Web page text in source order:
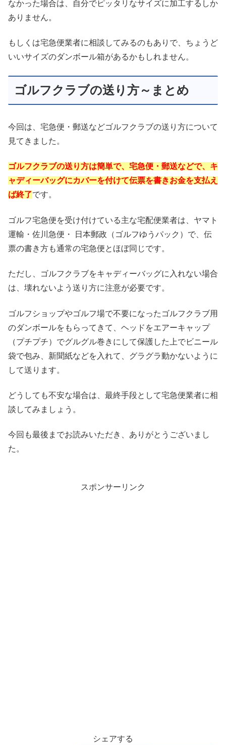
なかった場合は、自分でピッタリなサイズに加工するしか
ありません。
もしくは宅急便業者に相談してみるのもありで、ちょうど
いいサイズのダンボール箱があるかもしれません。
ゴルフクラブの送り方～まとめ
今回は、宅急便・郵送などゴルフクラブの送り方について
見てきました。
ゴルフクラブの送り方は簡単で、宅急便・郵送などで、キ
ャディーバッグにカバーを付けて伝票を書きお金を支払え
ば終了です。
ゴルフ宅急便を受け付けている主な宅配便業者は、ヤマト
運輸・佐川急便・ 日本郵政（ゴルフゆうパック）で、伝
票の書き方も通常の宅急便とほぼ同じです。
ただし、ゴルフクラブをキャディーバッグに入れない場合
は、壊れないよう送り方に注意が必要です。
ゴルフショップやゴルフ場で不要になったゴルフクラブ用
のダンボールをもらってきて、ヘッドをエアーキャップ
（プチプチ）でグルグル巻きにして保護した上でビニール
袋で包み、新聞紙などを入れて、グラグラ動かないように
して送ります。
どうしても不安な場合は、最終手段として宅急便業者に相
談してみましょう。
今回も最後までお読みいただき、ありがとうございまし
た。
スポンサーリンク
シェアする